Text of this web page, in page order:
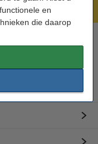
en
die daarop
787125
uur